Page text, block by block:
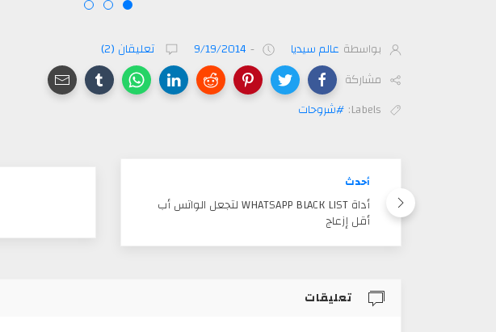
بواسطة عالم سيديا -
9/19/2014
تعليقان (2)
مشاركة
Labels: #شروحات
أحدث
أداة WHATSAPP BLACK LIST لتجعل الواتس أب
أقل إزعاج
تعليقات